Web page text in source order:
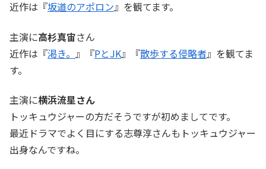
近作は『坂道のアポロン』を観てます。
主演に高杉真宙さん
近作は『渇き。 』『PとJK』『散歩する侵略者』を観てま
す。
主演に横浜流星さん
トッキュウジャーの方だそうですが初めましてです。
最近ドラマでよく目にする志尊淳さんもトッキュウジャー
出身なんですね。